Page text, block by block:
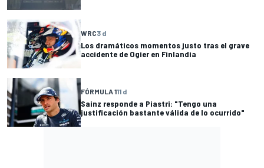
WRC3 d
Los dramáticos momentos justo tras el grave
accidente de Ogier en Finlandia
FÓRMULA 111 d
Sainz responde a Piastri: "Tengo una
justificación bastante válida de lo ocurrido"